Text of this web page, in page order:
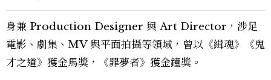
身兼 Production Designer 與 Art Director，涉足
電影、劇集、MV 與平面拍攝等領域，曾以《緝魂》《鬼
才之道》獲金馬獎，《罪夢者》獲金鐘獎。